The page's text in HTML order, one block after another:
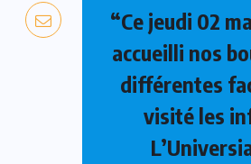
“Ce jeudi 02
accueilli nos
différentes
visité les